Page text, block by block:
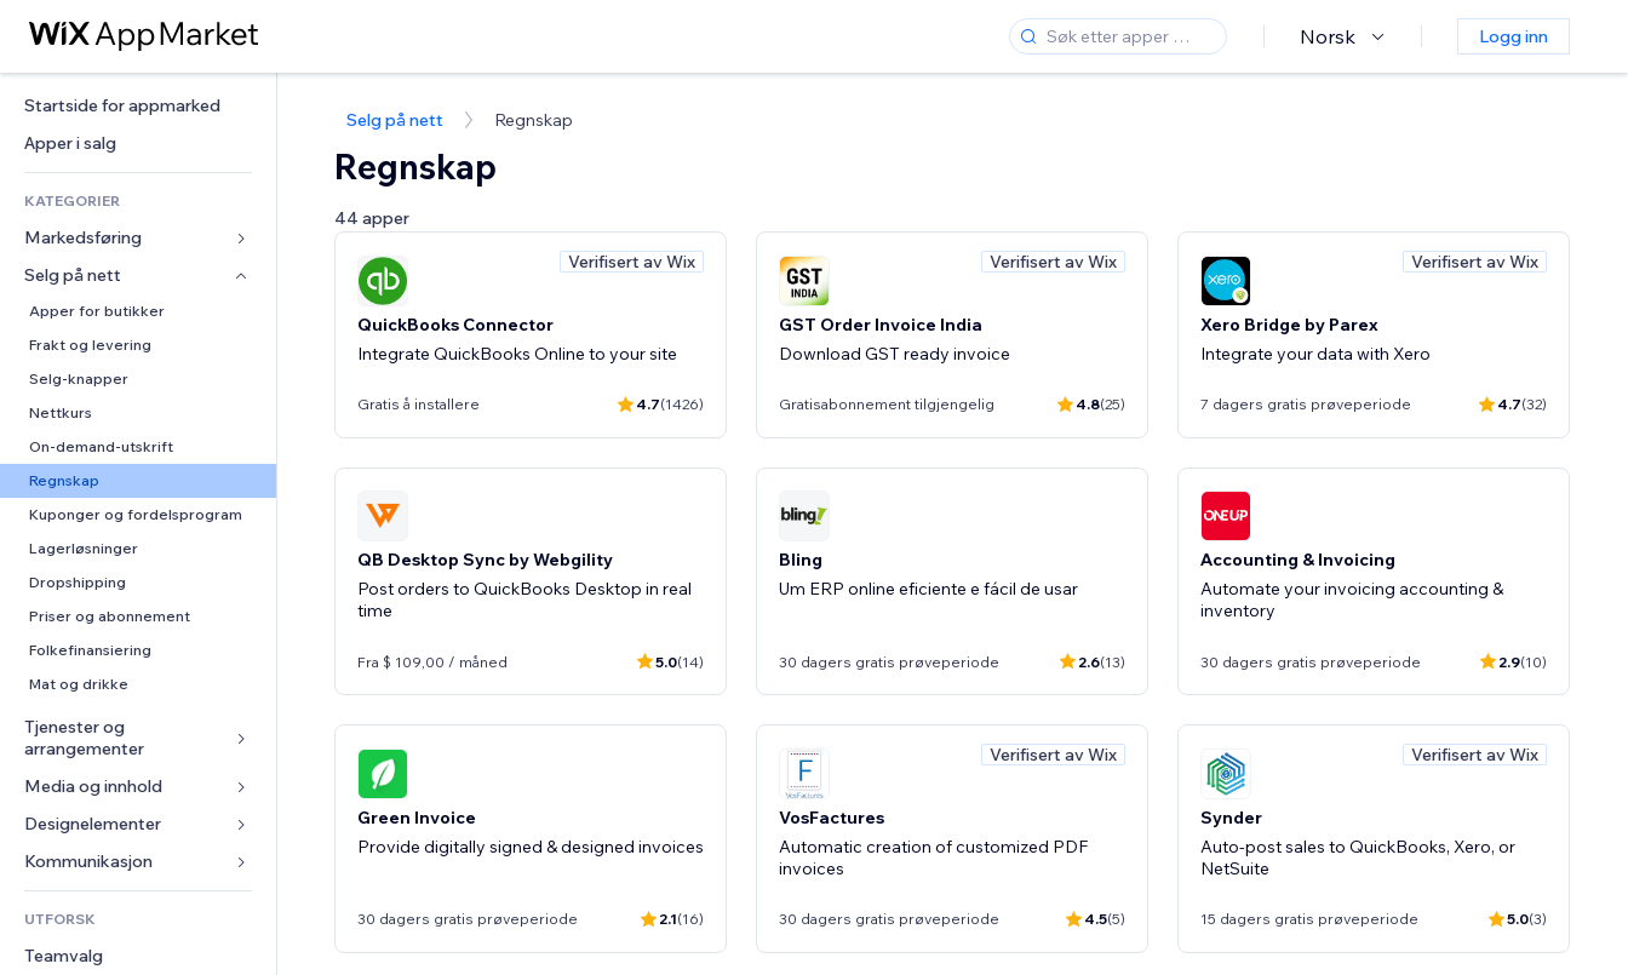
Norsk Logg inn
Startside for appmarked
Apper i salg
KATEGORIER
Markedsføring
Annonser
Mobil
Analyser
Sosiale medier
SEO
Engasjement
Nettstedsoppføringer
E-post
Konvertering
Selg på nett
Apper for butikker
Frakt og levering
Selg-knapper
Nettkurs
On-demand-utskrift
Regnskap
Kuponger og fordelsprogram
Lagerløsninger
Dropshipping
Priser og abonnement
Folkefinansiering
Mat og drikke
Tjenester og
arrangementer
Hoteller
Arrangementer
Restauranter
Eiendom
Bookinger
Media og innhold
Galleri
Musikk
Podkaster
Fotografi
Video
Designelementer
Kart og navigasjon
Personvern og sikkerhet
Klokke
Sidemaler
Skjemaer
Avstemninger
UTFORSK
Teamvalg
Selg på nett Regnskap
Regnskap
44 apper
Verifisert av Wix
QuickBooks Connector
Integrate QuickBooks Online to your site
Gratis å installere 4.7(1426)
Verifisert av Wix
GST Order Invoice India
Download GST ready invoice
Gratisabonnement tilgjengelig 4.8(25)
Verifisert av Wix
Xero Bridge by Parex
Integrate your data with Xero
7 dagers gratis prøveperiode 4.7(32)
QB Desktop Sync by Webgility
Post orders to QuickBooks Desktop in real
time
Fra $ 109,00 / måned 5.0(14)
Bling
Um ERP online eficiente e fácil de usar
30 dagers gratis prøveperiode 2.6(13)
Accounting & Invoicing
Automate your invoicing accounting &
inventory
30 dagers gratis prøveperiode 2.9(10)
Green Invoice
Provide digitally signed & designed invoices
30 dagers gratis prøveperiode 2.1(16)
Verifisert av Wix
VosFactures
Automatic creation of customized PDF
invoices
30 dagers gratis prøveperiode 4.5(5)
Verifisert av Wix
Synder
Auto-post sales to QuickBooks, Xero, or
NetSuite
15 dagers gratis prøveperiode 5.0(3)